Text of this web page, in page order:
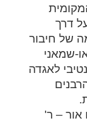
דרך
של חיבור
שמאני
לאגדה
אור – ר'